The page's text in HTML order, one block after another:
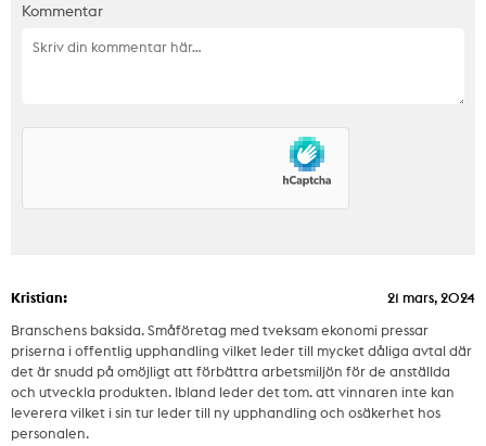
Kommentar
Kristian:
21 mars, 2024
Branschens baksida. Småföretag med tveksam ekonomi pressar
priserna i offentlig upphandling vilket leder till mycket dåliga avtal där
det är snudd på omöjligt att förbättra arbetsmiljön för de anställda
och utveckla produkten. Ibland leder det tom. att vinnaren inte kan
leverera vilket i sin tur leder till ny upphandling och osäkerhet hos
personalen.